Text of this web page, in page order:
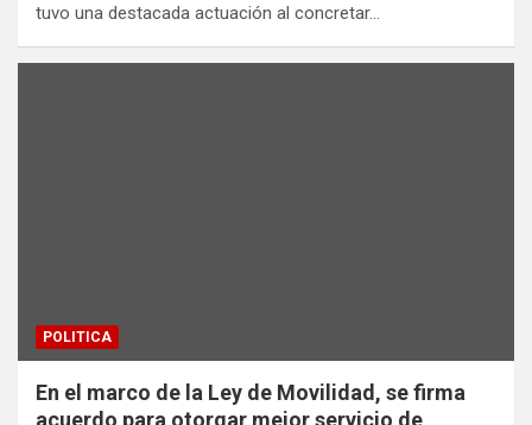
tuvo una destacada actuación al concretar…
POLITICA
En el marco de la Ley de Movilidad, se firma
acuerdo para otorgar mejor servicio de